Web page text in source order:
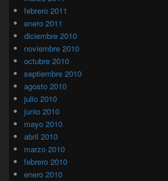
febrero 2011
enero 2011
diciembre 2010
noviembre 2010
octubre 2010
septiembre 2010
agosto 2010
julio 2010
junio 2010
mayo 2010
abril 2010
marzo 2010
febrero 2010
enero 2010